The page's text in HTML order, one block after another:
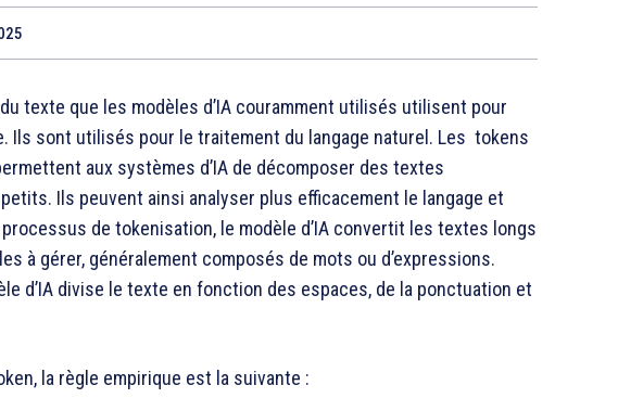
texte que les modèles d’IA couramment utilisés utilisent pour
Ils sont utilisés pour le traitement du langage naturel. Les tokens
aux systèmes d’IA de décomposer des textes
Ils peuvent ainsi analyser plus efficacement le langage et
de tokenisation, le modèle d’IA convertit les textes longs
à gérer, généralement composés de mots ou d’expressions.
d’IA divise le texte en fonction des espaces, de la ponctuation et
la règle empirique est la suivante :